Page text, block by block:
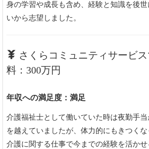
身の学習や成長も含め、経験と知識を後
いから志望しました。
さくらコミュニティサービ
料：300万円
年収への満足度：満足
介護福祉士として働いていた時は夜勤手
を越えていましたが、体力的にもきつくな
介護に関する仕事で今までの経験を活か